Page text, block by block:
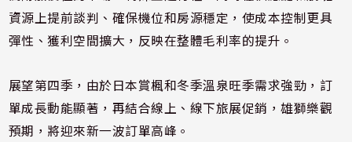
資源上提前談判、確保機位和房源穩定，使成本控制更具
彈性、獲利空間擴大，反映在整體毛利率的提升。
展望第四季，由於日本賞楓和冬季溫泉旺季需求強勁，訂
單成長動能顯著，再結合線上、線下旅展促銷，雄獅樂觀
預期，將迎來新一波訂單高峰。